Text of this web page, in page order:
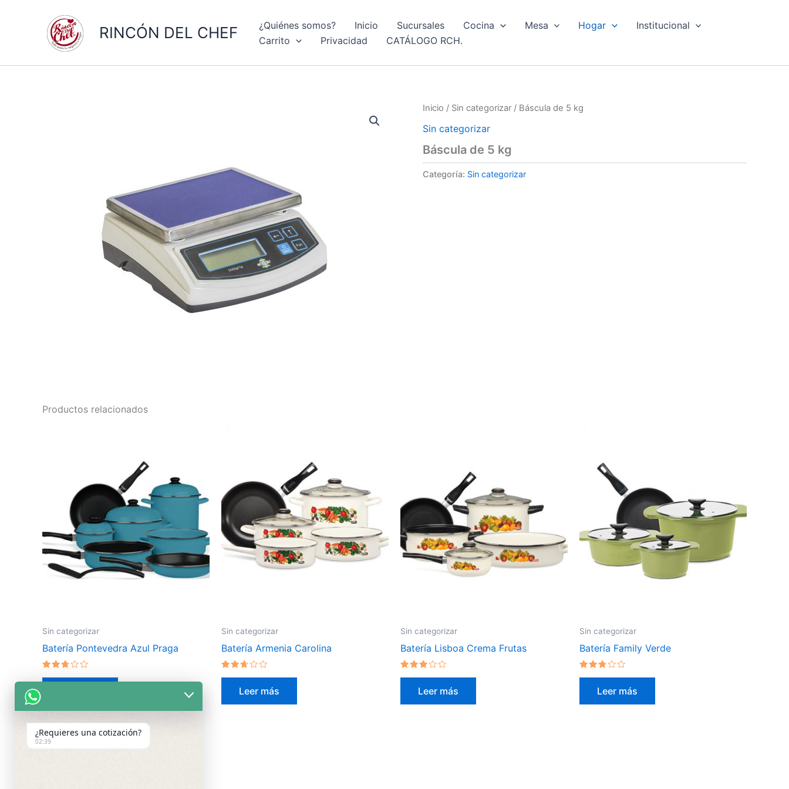
RINCÓN DEL CHEF ¿Quiénes somos? Inicio Sucursales Cocina Mesa Hogar
Institucional
Carrito
Privacidad CATÁLOGO RCH.
Inicio / Sin categorizar / Báscula de 5 kg
Sin categorizar
Báscula de 5 kg
Categoría: Sin categorizar
Productos relacionados
Sin categorizar
Batería Pontevedra Azul Praga
Valorado
en
Sin categorizar
Batería Armenia Carolina
Valorado
Leer más
Sin categorizar
Batería Lisboa Crema Frutas
Valorado
Leer más
Sin categorizar
Batería Family Verde
Valorado
Leer más
¿Requieres una cotización?
02:39